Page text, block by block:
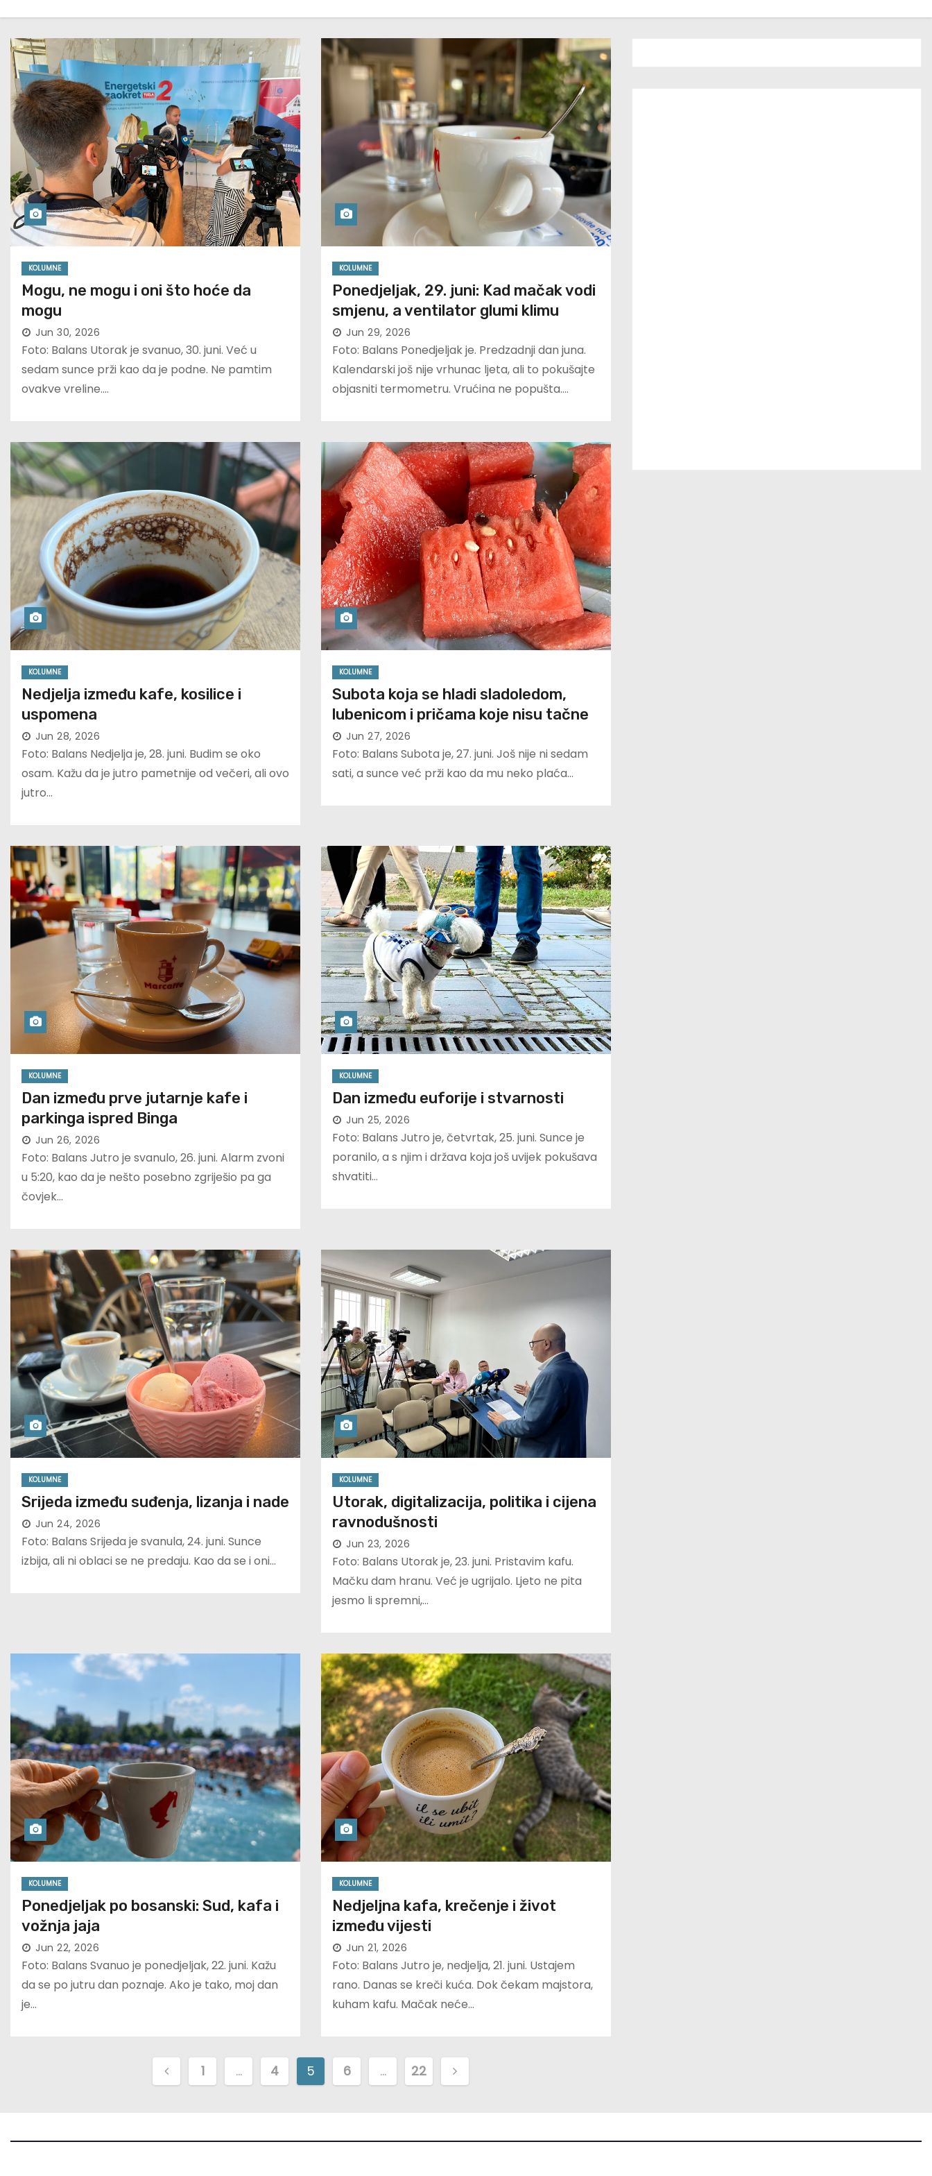
KOLUMNE
Mogu, ne mogu i oni što hoće da
mogu
Jun 30, 2026
Foto: Balans Utorak je svanuo, 30. juni. Već u
sedam sunce prži kao da je podne. Ne pamtim
ovakve vreline.…
KOLUMNE
Ponedjeljak, 29. juni: Kad mačak vodi
smjenu, a ventilator glumi klimu
Jun 29, 2026
Foto: Balans Ponedjeljak je. Predzadnji dan juna.
Kalendarski još nije vrhunac ljeta, ali to pokušajte
objasniti termometru. Vrućina ne popušta.…
KOLUMNE
Nedjelja između kafe, kosilice i
uspomena
Jun 28, 2026
Foto: Balans Nedjelja je, 28. juni. Budim se oko
osam. Kažu da je jutro pametnije od večeri, ali ovo
jutro…
KOLUMNE
Subota koja se hladi sladoledom,
lubenicom i pričama koje nisu tačne
Jun 27, 2026
Foto: Balans Subota je, 27. juni. Još nije ni sedam
sati, a sunce već prži kao da mu neko plaća…
KOLUMNE
Dan između prve jutarnje kafe i
parkinga ispred Binga
Jun 26, 2026
Foto: Balans Jutro je svanulo, 26. juni. Alarm zvoni
u 5:20, kao da je nešto posebno zgriješio pa ga
čovjek…
KOLUMNE
Dan između euforije i stvarnosti
Jun 25, 2026
Foto: Balans Jutro je, četvrtak, 25. juni. Sunce je
poranilo, a s njim i država koja još uvijek pokušava
shvatiti…
KOLUMNE
Srijeda između suđenja, lizanja i nade
Jun 24, 2026
Foto: Balans Srijeda je svanula, 24. juni. Sunce
izbija, ali ni oblaci se ne predaju. Kao da se i oni…
KOLUMNE
Utorak, digitalizacija, politika i cijena
ravnodušnosti
Jun 23, 2026
Foto: Balans Utorak je, 23. juni. Pristavim kafu.
Mačku dam hranu. Već je ugrijalo. Ljeto ne pita
jesmo li spremni,…
KOLUMNE
Ponedjeljak po bosanski: Sud, kafa i
vožnja jaja
Jun 22, 2026
Foto: Balans Svanuo je ponedjeljak, 22. juni. Kažu
da se po jutru dan poznaje. Ako je tako, moj dan
je…
KOLUMNE
Nedjeljna kafa, krečenje i život
između vijesti
Jun 21, 2026
Foto: Balans Jutro je, nedjelja, 21. juni. Ustajem
rano. Danas se kreči kuća. Dok čekam majstora,
kuham kafu. Mačak neće…
1 … 4 5 6 … 22